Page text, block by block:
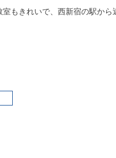
もきれいで、西新宿の駅か